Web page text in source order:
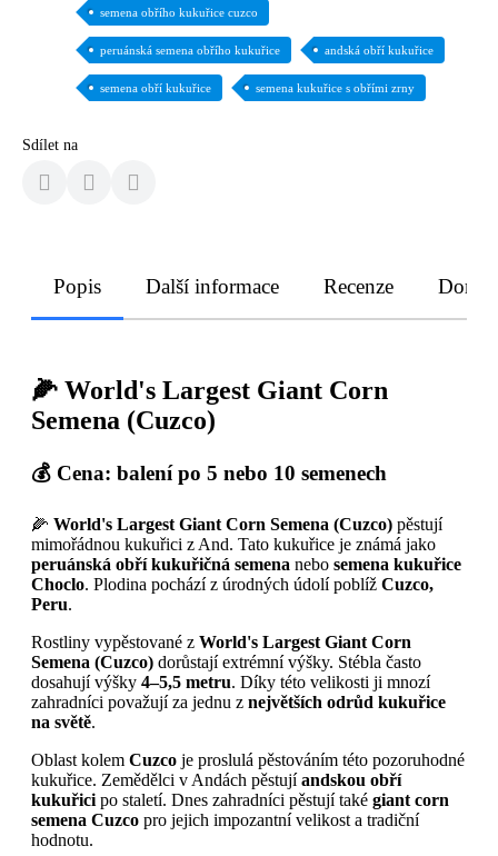
semena obřího kukuřice cuzco
peruánská semena obřího kukuřice andská obří kukuřice
semena obří kukuřice semena kukuřice s obřími zrny
Sdílet na
Popis Další informace Recenze
🌽 World's Largest Giant Corn
Semena (Cuzco)
💰 Cena: balení po 5 nebo 10 semenech
🌽 World's Largest Giant Corn Semena (Cuzco) pěstují
mimořádnou kukuřici z And. Tato kukuřice je známá jako
peruánská obří kukuřičná semena nebo semena kukuřice
Choclo. Plodina pochází z úrodných údolí poblíž Cuzco,
Peru.
Rostliny vypěstované z World's Largest Giant Corn
Semena (Cuzco) dorůstají extrémní výšky. Stébla často
dosahují výšky 4–5,5 metru. Díky této velikosti ji mnozí
zahradníci považují za jednu z největších odrůd kukuřice
na světě.
Oblast kolem Cuzco je proslulá pěstováním této pozoruhodné
kukuřice. Zemědělci v Andách pěstujíandskou obří
kukuřici po staletí. Dnes zahradníci pěstují také giant corn
semena Cuzco pro jejich impozantní velikost a tradiční
hodnotu.